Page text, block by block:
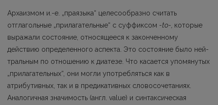
Архаизмом и.-е. „праязыка“ целесообразно считать
отглагольные „при­лагательные“ с суффиксом -to-, которые
выражали состояние, относящееся к законченному
действию определенного аспекта. Это состояние было ней­
тральным по отношению к диатезе. Что касается упомянутых
„прилагатель­ных“, они могли употребляться как в
атрибутивных, так и в предикативных словосочетаниях.
Аналогичная значимость (англ. value) и синтаксическая